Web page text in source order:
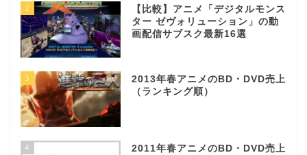
2
【比較】アニメ「デジタルモンス
ター ゼヴォリューション」の動
画配信サブスク最新16選
3
2013年春アニメのBD・DVD売上
（ランキング順）
4
2011年春アニメのBD・DVD売上